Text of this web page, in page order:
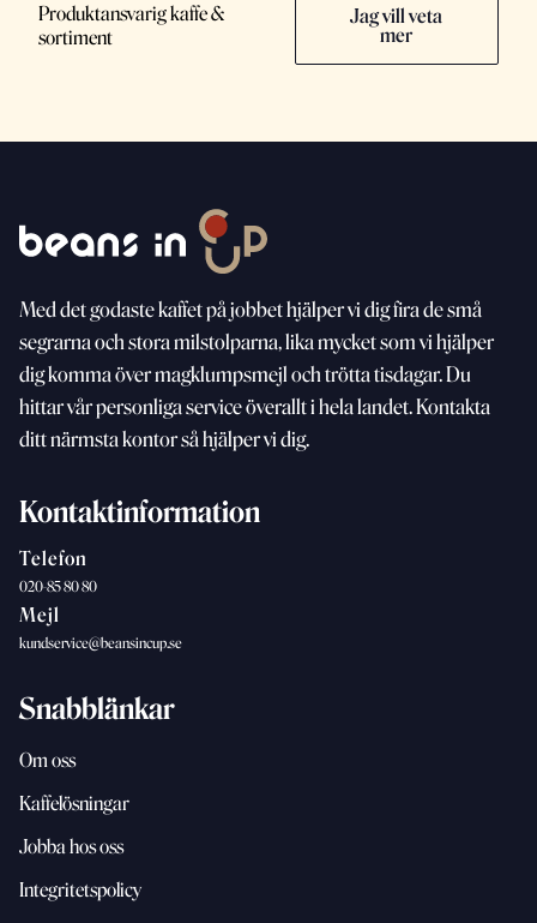
Produktansvarig kaffe &
sortiment
Jag vill veta
mer
Meddet godaste kaffet på jobbet hjälper vi dig fira de små
segrarna och stora milstolparna, lika mycket som vihjälper
dig komma över magklumpsmejl och tröttatisdagar. Du
hittar vår personliga service överallt i hela landet. Kontakta
ditt närmsta kontor så hjälper vi dig.
Kontaktinformation
Telefon
020-85 80 80
Mejl
kundservice@beansincup.se
Snabblänkar
Om oss
Kaffelösningar
Jobba hos oss
Integritetspolicy